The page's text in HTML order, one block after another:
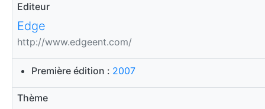
Editeur
Edge
http://www.edgeent.com/
Première édition : 2007
Thème